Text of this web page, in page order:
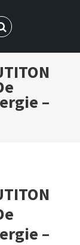
FORÊT
–
–